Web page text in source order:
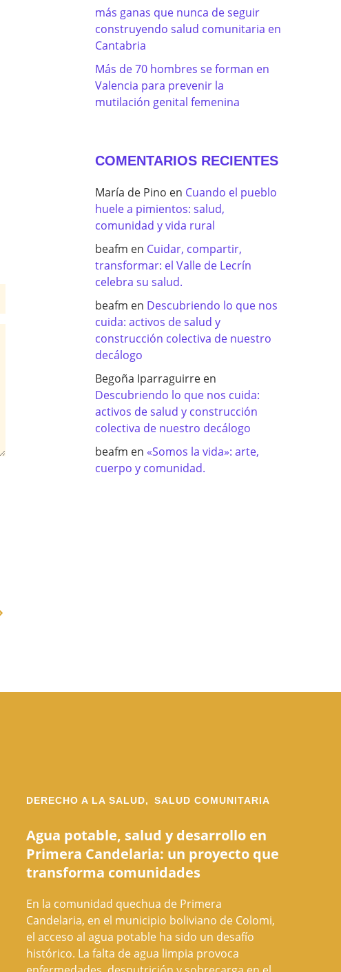
más ganas que nunca de seguir
construyendo salud comunitaria en
Cantabria
Más de 70 hombres se forman en
Valencia para prevenir la
mutilación genital femenina
COMENTARIOS RECIENTES
María de Pino en Cuando el pueblo
huele a pimientos: salud,
comunidad y vida rural
beafm en Cuidar, compartir,
transformar: el Valle de Lecrín
celebra su salud.
beafm en Descubriendo lo que nos
cuida: activos de salud y
construcción colectiva de nuestro
decálogo
Begoña Iparraguirre en
Descubriendo lo que nos cuida:
activos de salud y construcción
colectiva de nuestro decálogo
beafm en «Somos la vida»: arte,
cuerpo y comunidad.
DERECHO A LA SALUD, SALUD COMUNITARIA
Agua potable, salud y desarrollo en
Primera Candelaria: un proyecto que
transforma comunidades
En la comunidad quechua de Primera
Candelaria, en el municipio boliviano de Colomi,
el acceso al agua potable ha sido un desafío
histórico. La falta de agua limpia provoca